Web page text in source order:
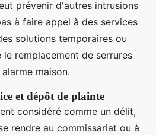
prévenir d'autres intrusions
à faire appel à des services
solutions temporaires ou
le remplacement de serrures
maison.
et dépôt de plainte
considéré comme un délit,
rendre au commissariat ou à